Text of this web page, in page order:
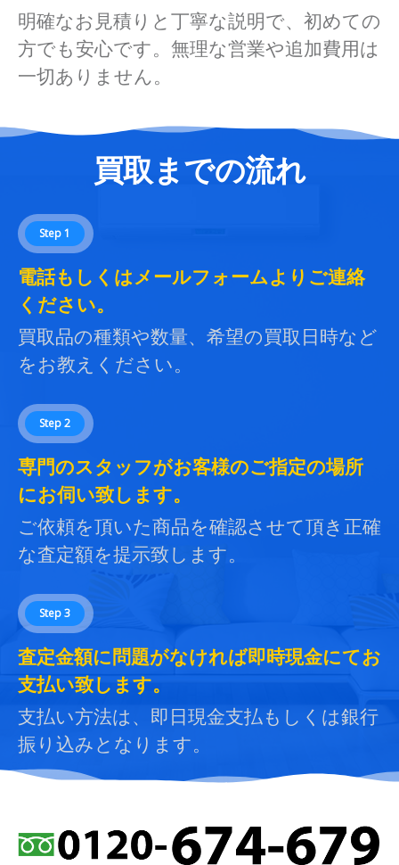
明確なお見積りと丁寧な説明で、初めての
方でも安心です。無理な営業や追加費用は
一切ありません。
買取までの流れ
Step 1
電話もしくはメールフォームよりご連絡
ください。
買取品の種類や数量、希望の買取日時など
をお教えください。
Step 2
専門のスタッフがお客様のご指定の場所
にお伺い致します。
ご依頼を頂いた商品を確認させて頂き正確
な査定額を提示致します。
Step 3
査定金額に問題がなければ即時現金にてお
支払い致します。
支払い方法は、即日現金支払もしくは銀行
振り込みとなります。